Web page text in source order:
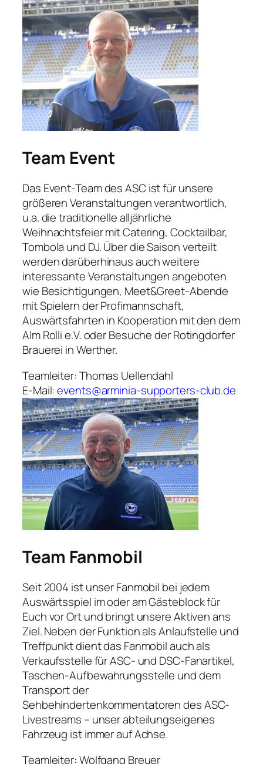
Team Event
Das Event-Team des ASC ist für unsere
größeren Veranstaltungen verantwortlich,
u.a. die traditionelle alljährliche
Weihnachtsfeier mit Catering, Cocktailbar,
Tombola und DJ. Über die Saison verteilt
werden darüberhinaus auch weitere
interessante Veranstaltungen angeboten
wie Besichtigungen, Meet&Greet-Abende
mit Spielern der Profimannschaft,
Auswärtsfahrten in Kooperation mit den dem
Alm Rolli e.V. oder Besuche der Rotingdorfer
Brauerei in Werther.
Teamleiter: Thomas Uellendahl
E-Mail:events@arminia-supporters-club.de
Team Fanmobil
Seit 2004 ist unser Fanmobil bei jedem
Auswärtsspiel im oder am Gästeblock für
Euch vor Ort und bringt unsere Aktiven ans
Ziel. Neben der Funktion als Anlaufstelle und
Treffpunkt dient das Fanmobil auch als
Verkaufsstelle für ASC- und DSC-Fanartikel,
Taschen-Aufbewahrungsstelle und dem
Transport der
Sehbehindertenkommentatoren des ASC-
Livestreams – unser abteilungseigenes
Fahrzeug ist immer auf Achse.
Teamleiter: Wolfgang Breuer